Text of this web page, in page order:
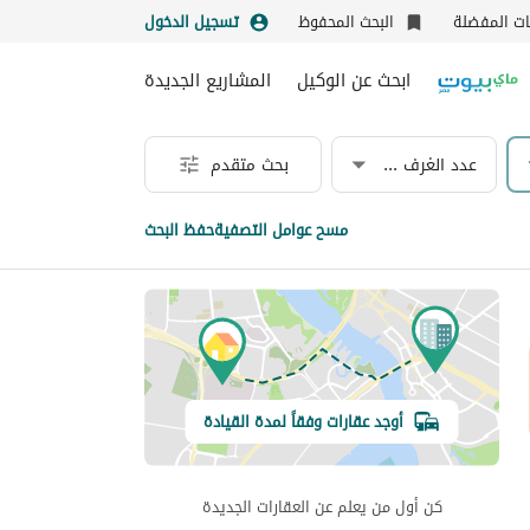
المفضلة البحث المحفوظ تسجيل الدخول
ابحث عن الوكيل المشاريع الجديدة
عدد الغرف & الحمامات بحث متقدم
مسح عوامل التصفيةحفظ البحث
أوجد عقارات وفقاً لمدة القيادة
كن أول من يعلم عن العقارات الجديدة